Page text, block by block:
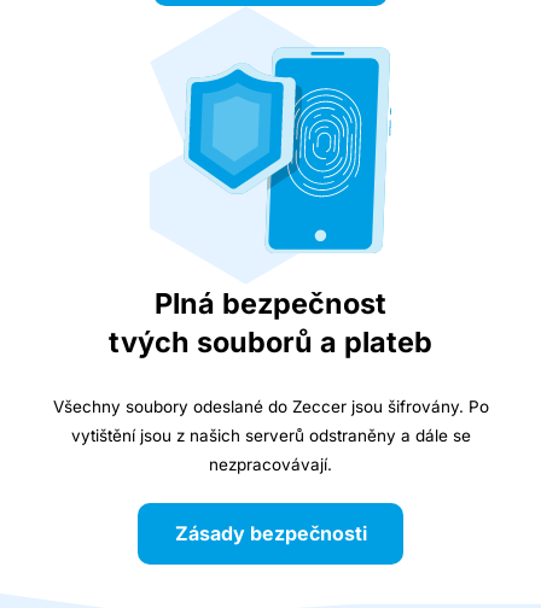
Plná bezpečnost
tvých souborů a plateb
Všechny soubory odeslané do Zeccer jsou šifrovány. Po
vytištění jsou z našich serverů odstraněny a dále se
nezpracovávají.
Zásady bezpečnosti